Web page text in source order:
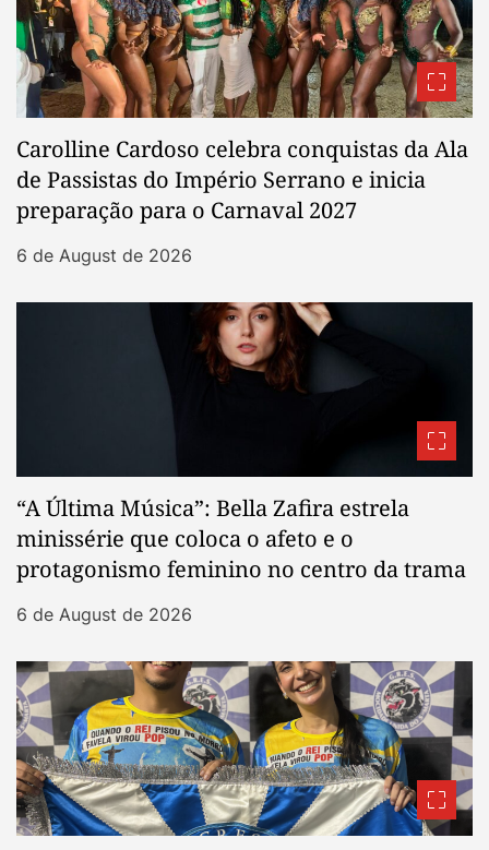
Carolline Cardoso celebra conquistas da Ala
de Passistas do Império Serrano e inicia
preparação para o Carnaval 2027
6 de August de 2026
“A Última Música”: Bella Zafira estrela
minissérie que coloca o afeto e o
protagonismo feminino no centro da trama
6 de August de 2026